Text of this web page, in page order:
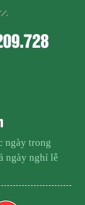
ngày trong
ngày nghỉ lễ